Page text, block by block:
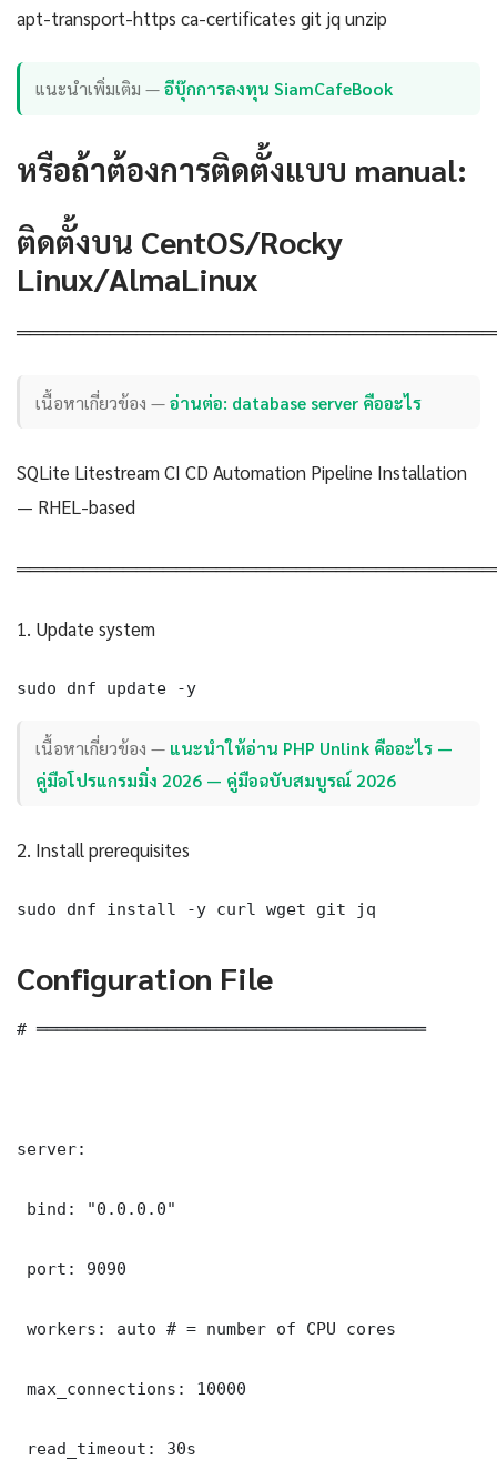
apt-transport-https ca-certificates git jq unzip
แนะนำเพิ่มเติม —อีบุ๊กการลงทุน SiamCafeBook
หรือถ้าต้องการติดตั้งแบบ manual:
ติดตั้งบน CentOS/Rocky
Linux/AlmaLinux
เนื้อหาเกี่ยวข้อง —อ่านต่อ: database server คืออะไร
SQLite Litestream CI CD Automation Pipeline Installation
— RHEL-based
1. Update system
sudo dnf update -y
เนื้อหาเกี่ยวข้อง — แนะนำให้อ่าน PHP Unlink คืออะไร —
คู่มือโปรแกรมมิ่ง 2026 — คู่มือฉบับสมบูรณ์ 2026
2. Install prerequisites
sudo dnf install -y curl wget git jq
Configuration File
# ═══════════════════════════════════════
server:
bind: "0.0.0.0"
port: 9090
workers: auto # = number of CPU cores
max_connections: 10000
read_timeout: 30s